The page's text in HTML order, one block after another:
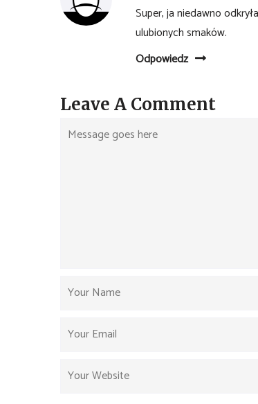
Super, ja niedawno
ulubionych smaków.
Odpowiedz
Leave A Comment